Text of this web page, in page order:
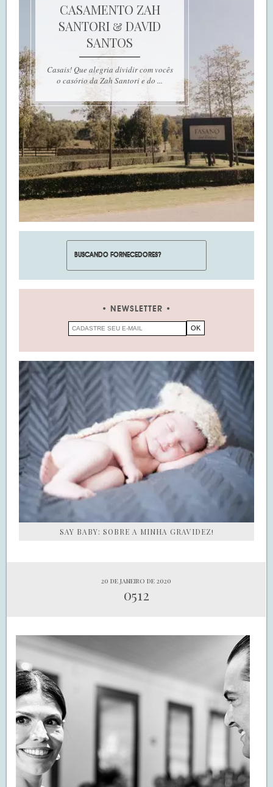
CASAMENTO ZAH
SANTORI & DAVID
SANTOS
Casais! Que alegria dividir com vocês
o casório da Zah Santori e do ...
NEWSLETTER
SAY BABY: SOBRE A MINHA GRAVIDEZ!
20 de janeiro de 2020
0512